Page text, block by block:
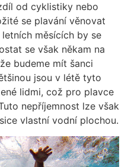
od cyklistiky nebo
se plavání věnovat
měsících by se
se však někam na
budeme mít šanci
jsou v létě tyto
lidmi, což pro plavce
nepříjemnost lze však
vlastní vodní plochou.